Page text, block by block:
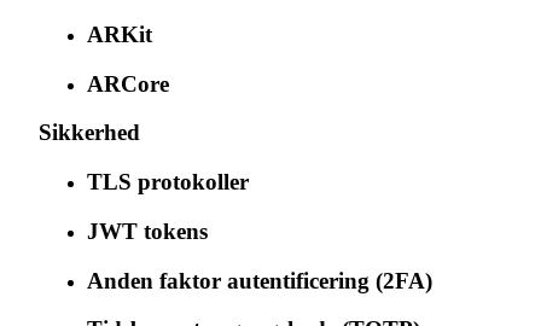
ARKit
ARCore
Sikkerhed
TLS protokoller
JWT tokens
Anden faktor autentificering (2FA)